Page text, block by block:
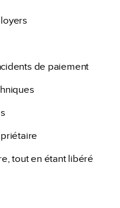
de paiement
tout en étant libéré